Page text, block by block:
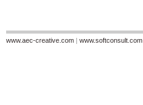
www.aec-creative.com | www.softconsult.com